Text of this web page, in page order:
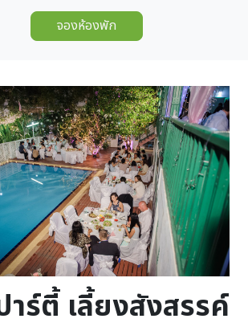
จองห้องพัก
าร์ตี้ เลี้ยงสังสรรค์